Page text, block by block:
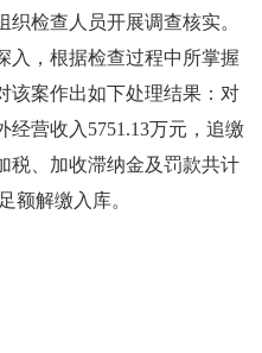
检查人员开展调查核实。
入，根据检查过程中所掌握
该案作出如下处理结果：对
营收入5751.13万元，追缴
税、加收滞纳金及罚款共计
额解缴入库。